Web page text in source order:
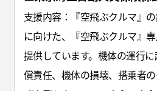
支援内容：『空飛ぶクルマ』
に向けた、『空飛ぶクルマ』
提供しています。機体の運行
償責任、機体の損壊、搭乗者の